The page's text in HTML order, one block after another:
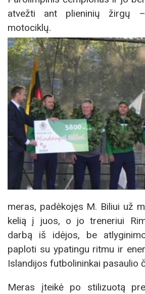
atvežti ant plieninių žirgų
motociklų.
meras, padėkojęs M. Biliui už
kelią į juos, o jo treneriui
darbą iš idėjos, be
paploti su ypatingu ritmu ir
Islandijos futbolininkai pasaulio
Meras įteikė po stilizuotą